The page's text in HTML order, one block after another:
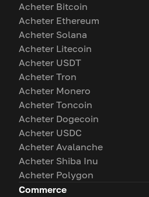
Acheter Bitcoin
Acheter Ethereum
Acheter Solana
Acheter Litecoin
Acheter USDT
Acheter Tron
Acheter Monero
Acheter Toncoin
Acheter Dogecoin
Acheter USDC
Acheter Avalanche
Acheter Shiba Inu
Acheter Polygon
Commerce